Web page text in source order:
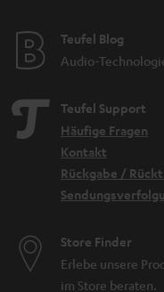
Teufel Blog
Audio-
Teufel Support
Häufige Fragen
Kontakt
Rückgabe /
Store Finder
Erlebe unsere
im Store beraten.